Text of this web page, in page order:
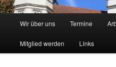
Zum
Inhalt
Wir über uns Termine
Mitglied werden Links